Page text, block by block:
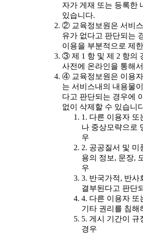
자가 게재 또는 등록한
있습니다.
② 교육정보원은 서비
유가 없다고 판단되는
이용을 부분적으로 제
③ 제 1 항 및 제 2 항의
사전에 온라인을 통해
④ 교육정보원은 이용
는 서비스내의 내용물
다고 판단되는 경우에
없이 삭제할 수 있습니
1. 다른 이용자 또
나 중상모략으로
우
2. 공공질서 및 미
용의 정보, 문장,
우
3. 반국가적, 반사
결부된다고 판단
4. 다른 이용자 또
기타 권리를 침해
5. 게시 기간이 규
경우